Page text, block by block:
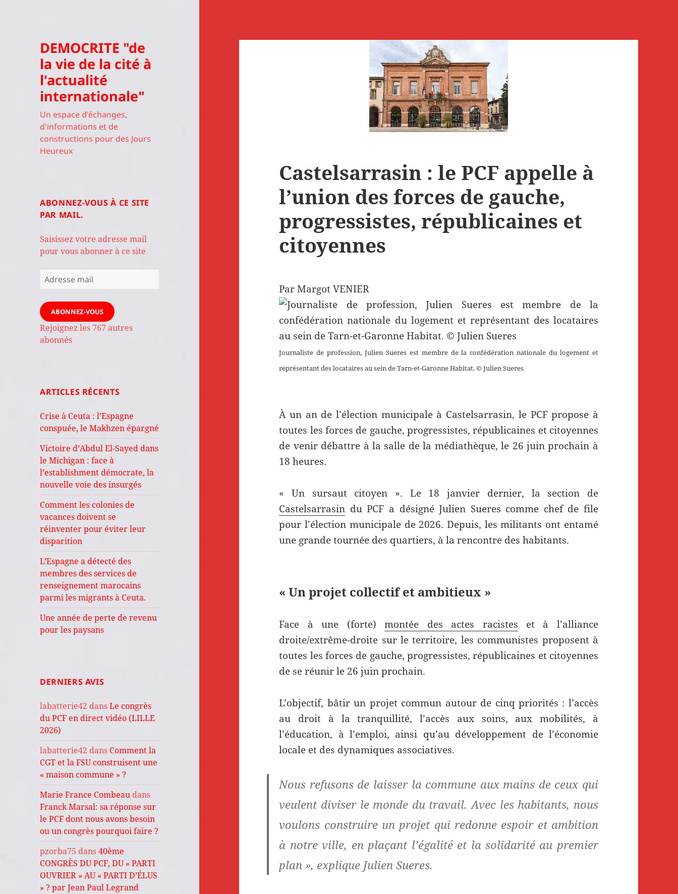
DEMOCRITE "de
la vie de la cité à
l'actualité
internationale"
Un espace d'échanges,
d'informations et de
constructions pour des Jours
Heureux
ABONNEZ-VOUS À CE SITE
PAR MAIL.
Saisissez votre adresse mail
pour vous abonner à ce site
Adresse
mail
ABONNEZ-VOUS
Rejoignez les 767 autres
abonnés
ARTICLES RÉCENTS
Crise à Ceuta : l’Espagne
conspuée, le Makhzen épargné
Victoire d’Abdul El-Sayed dans
le Michigan : face à
l’establishment démocrate, la
nouvelle voie des insurgés
Comment les colonies de
vacances doivent se
réinventer pour éviter leur
disparition
L’Espagne a détecté des
membres des services de
renseignement marocains
parmi les migrants à Ceuta.
Une année de perte de revenu
pour les paysans
DERNIERS AVIS
labatterie42 dansLe congrès
du PCF en direct vidéo (LILLE
2026)
labatterie42 dans Comment la
CGT et la FSU construisent une
« maison commune » ?
Marie France Combeau dans
Franck Marsal: sa réponse sur
le PCF dont nous avons besoin
ou un congrès pourquoi faire ?
pzorba75 dans40ème
CONGRÈS DU PCF, DU « PARTI
OUVRIER » AU « PARTI D’ÉLUS
» ? par Jean Paul Legrand
Castelsarrasin : le PCF appelle à
l’union des forces de gauche,
progressistes, républicaines et
citoyennes
Par Margot VENIER
Journaliste de profession, Julien Sueres est membre de la confédération nationale du logement et
représentant des locataires au sein de Tarn-et-Garonne Habitat. © Julien Sueres
À un an de l’élection municipale à Castelsarrasin, le PCF propose à
toutes les forces de gauche, progressistes, républicaines et citoyennes
de venir débattre à la salle de la médiathèque, le 26 juin prochain à
18 heures.
« Un sursaut citoyen ». Le 18 janvier dernier, la section de
Castelsarrasin du PCF a désigné Julien Sueres comme chef de file
pour l’élection municipale de 2026. Depuis, les militants ont entamé
une grande tournée des quartiers, à la rencontre des habitants.
« Un projet collectif et ambitieux »
Face à une (forte)montée des actes racistes et à l’alliance
droite/extrême-droite sur le territoire, les communistes proposent à
toutes les forces de gauche, progressistes, républicaines et citoyennes
de se réunir le 26 juin prochain.
L’objectif, bâtir un projet commun autour de cinq priorités : l’accès
au droit à la tranquillité, l’accès aux soins, aux mobilités, à
l’éducation, à l’emploi, ainsi qu’au développement de l’économie
locale et des dynamiques associatives.
Nous refusons de laisser la commune aux mains de ceux qui
veulent diviser le monde du travail. Avec les habitants, nous
voulons construire un projet qui redonne espoir et ambition
à notre ville, en plaçant l’égalité et la solidarité au premier
plan », explique Julien Sueres.